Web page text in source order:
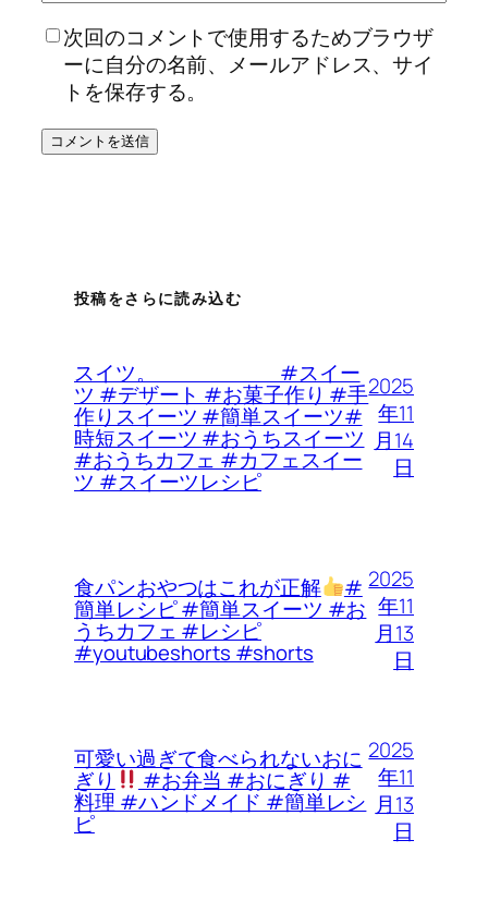
次回のコメントで使用するためブラウザ
ーに自分の名前、メールアドレス、サイ
トを保存する。
投稿をさらに読み込む
スイツ。 #スイー
ツ #デザート #お菓子作り #手
作りスイーツ #簡単スイーツ#
時短スイーツ #おうちスイーツ
#おうちカフェ #カフェスイー
ツ #スイーツレシピ
2025
年11
月14
日
食パンおやつはこれが正解 #
簡単レシピ #簡単スイーツ #お
うちカフェ #レシピ
#youtubeshorts #shorts
2025
年11
月13
日
可愛い過ぎて食べられないおに
ぎり #お弁当 #おにぎり #
料理 #ハンドメイド #簡単レシ
ピ
2025
年11
月13
日